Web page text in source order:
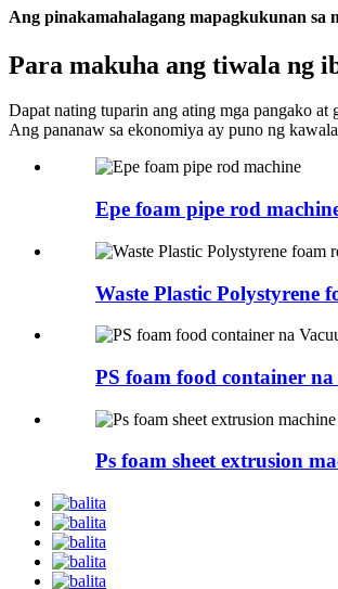
Ang pinakamahalagang mapagkukunan sa
Para makuha ang tiwala ng
Dapat nating tuparin ang ating mga pangako
Ang pananaw sa ekonomiya ay puno ng
Epe foam pipe rod
Waste Plastic Polystyrene
PS foam food container
Ps foam sheet extrusion